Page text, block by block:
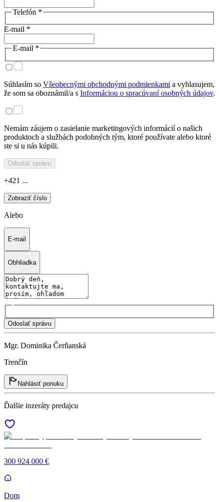
Telefón *
E-mail *
E-mail *
Súhlasím so Všeobecnými obchodnými podmienkami a vyhlasujem,
že som sa oboznámil/a s Informáciou o spracúvaní osobných údajov.
Nemám záujem o zasielanie marketingových informácií o našich
produktoch a službách podobných tým, ktoré používate alebo ktoré
ste si u nás kúpili.
Odoslať správu
+421 ...
Zobraziť číslo
Alebo
E-mail
Obhliadka
Odoslať správu
Mgr. Dominika Čerňanská
Trenčín
Nahlásiť ponuku
Ďalšie inzeráty predajcu
300 924 000 €
Dom